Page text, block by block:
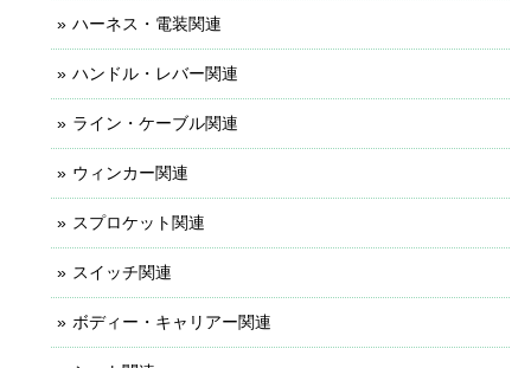
ハーネス・電装関連
ハンドル・レバー関連
ライン・ケーブル関連
ウィンカー関連
スプロケット関連
スイッチ関連
ボディー・キャリアー関連